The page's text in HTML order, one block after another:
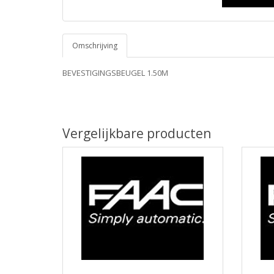
Omschrijving
BEVESTIGINGSBEUGEL 1.50M
Vergelijkbare producten